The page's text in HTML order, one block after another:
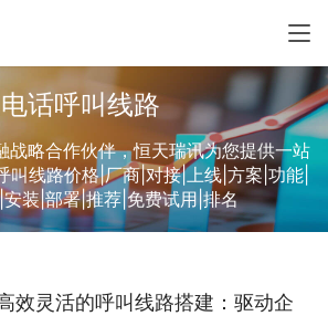
电话呼叫线路
战略合作伙伴，恒天瑞讯为您提供一站
叫线路价格|厂商|对接|上线|方案|功能|
装|部署|推荐|免费试用|排名
效灵活的呼叫线路搭建：驱动企